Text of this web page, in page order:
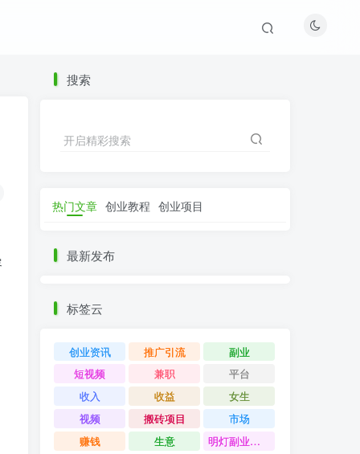
搜索
开启精彩搜索
热门文章 创业教程 创业项目
最新发布
标签云
创业资讯 推广引流
副业
短视频
兼职
平台
收入
收益
女生
视频
搬砖项目
市场
赚钱
生意
明灯副业千计